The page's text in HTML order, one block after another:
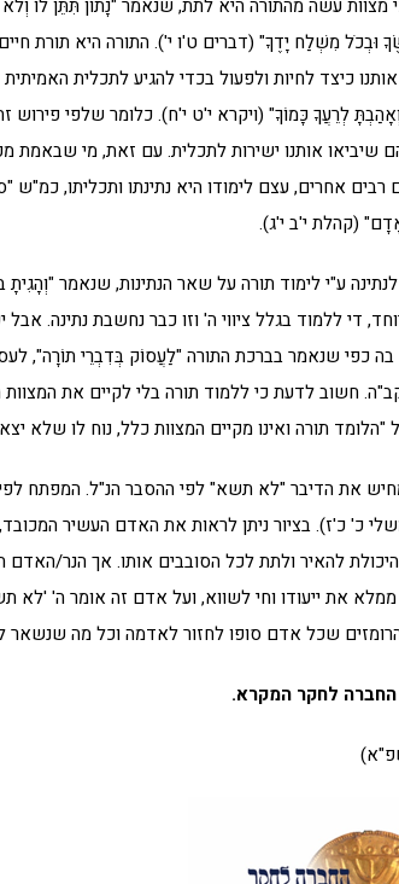
מצוות עשה מהתורה היא לתת, שנאמר "נָתוֹן תִּתֵּן לוֹ
וּבְכֹל מִשְׁלַח יָדֶךָ" (דברים ט'ו י'). התורה היא תורת
כיצד לחיות ולפעול בכדי להגיע לתכלית
לְרֵעֲךָ כָּמוֹךָ" (ויקרא י'ט י'ח). כלומר שלפי פירוש
שיביאו אותנו ישירות לתכלית. עם זאת, מי שבאמת
רבים אחרים, עצם לימודו היא נתינתו ותכליתו,
(קהלת י'ב י'ג).
לנתינה ע"י לימוד תורה על שאר הנתינות, שנאמר
די ללמוד בגלל ציווי ה' וזו כבר נחשבת נתינה.
בה כפי שנאמר בברכת התורה "לַעֲסוֹק בְּדִבְרֵי תוֹרָה",
חשוב לדעת כי ללמוד תורה בלי לקיים את
"הלומד תורה ואינו מקיים המצוות כלל, נוח לו שלא
את הדיבר "לא תשא" לפי ההסבר הנ"ל. המפתח
כ' כ'ז). בציור ניתן לראות את האדם העשיר
היכולת להאיר ולתת לכל הסובבים אותו. אך הנר/האדם
ממלא את ייעודו וחי לשווא, ועל אדם זה אומר ה' 'לא
שכל אדם סופו לחזור לאדמה וכל מה שנשאר
החברה לחקר המקרא.